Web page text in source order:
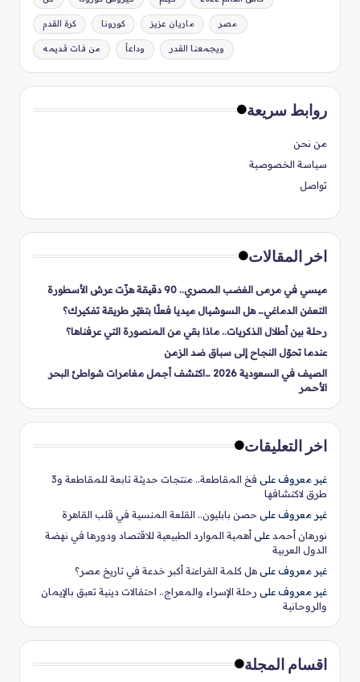
كرة القدم كورونا ماريان عزيز مصر
من فات قديمه وداعاً ويجمعنا القدر
روابط سريعة
من نحن
سياسة الخصوصية
تواصل
اخر المقالات
ميسي في مرمى الغضب المصري.. 90 دقيقة هزّت عرش الأسطورة
التعفن الدماغي… هل السوشيال ميديا فعلًا بتغيّر طريقة تفكيرك؟
رحلة بين أطلال الذكريات.. ماذا بقي من المنصورة التي عرفناها؟
عندما تحوّل النجاح إلى سباق ضد الزمن
الصيف في السعودية 2026 …اكتشف أجمل مغامرات شواطئ البحر
الأحمر
اخر التعليقات
غير معروف على
فخ المقاطعة.. منتجات حديثة تابعة للمقاطعة و3
طرق لاكتشافها
غير معروف على حصن بابليون.. القلعة المنسية في قلب القاهرة
نورهان أحمد على أهمية الموارد الطبيعية للاقتصاد ودورها في نهضة
الدول العربية
غير معروف على هل كلمة الفراعنة أكبر خدعة في تاريخ مصر؟
غير معروف على رحلة الإسراء والمعراج.. احتفالات دينية تعبق بالإيمان
والروحانية
اقسام المجلة